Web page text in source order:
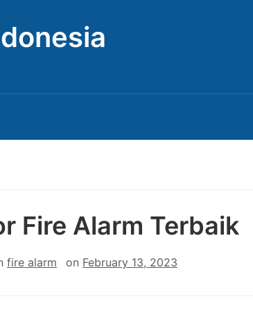
Fire Alarm Terbaik
fire alarm on February 13, 2023